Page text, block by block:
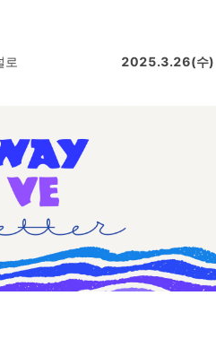
로
2025.3.26(수)